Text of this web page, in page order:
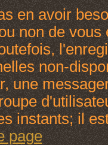
en avoir
non de
non-
une
instants; il
page